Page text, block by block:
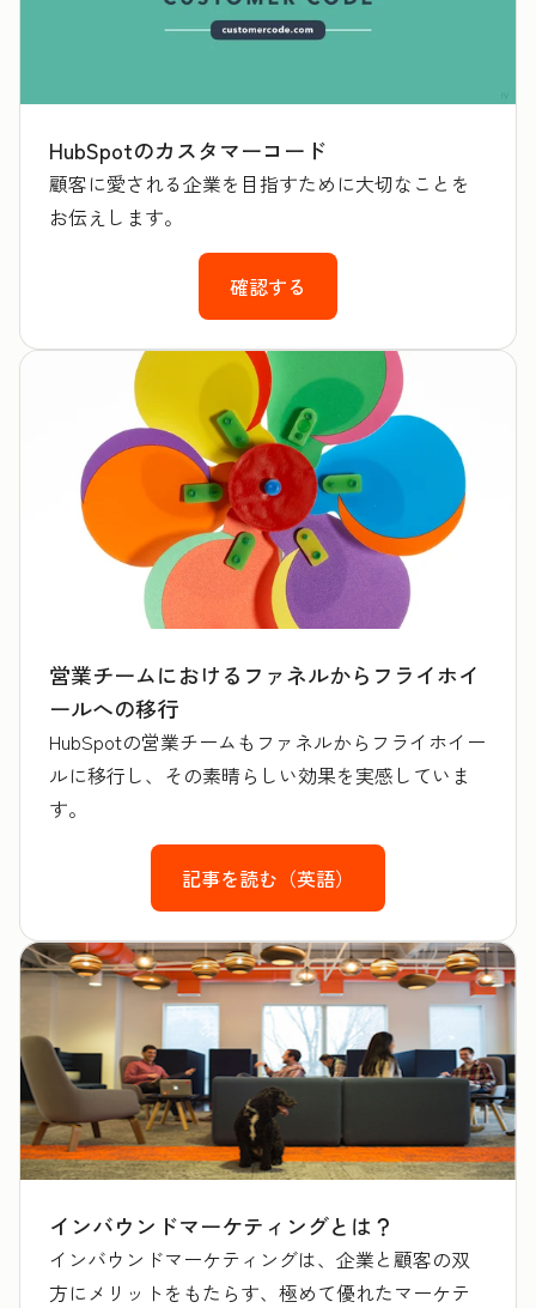
HubSpotのカスタマーコード
顧客に愛される企業を目指すために大切なことを
お伝えします。
確認する
営業チームにおけるファネルからフライホイ
ールへの移行
HubSpotの営業チームもファネルからフライホイー
ルに移行し、その素晴らしい効果を実感していま
す。
記事を読む（英語）
インバウンドマーケティングとは？
インバウンドマーケティングは、企業と顧客の双
方にメリットをもたらす、極めて優れたマーケテ